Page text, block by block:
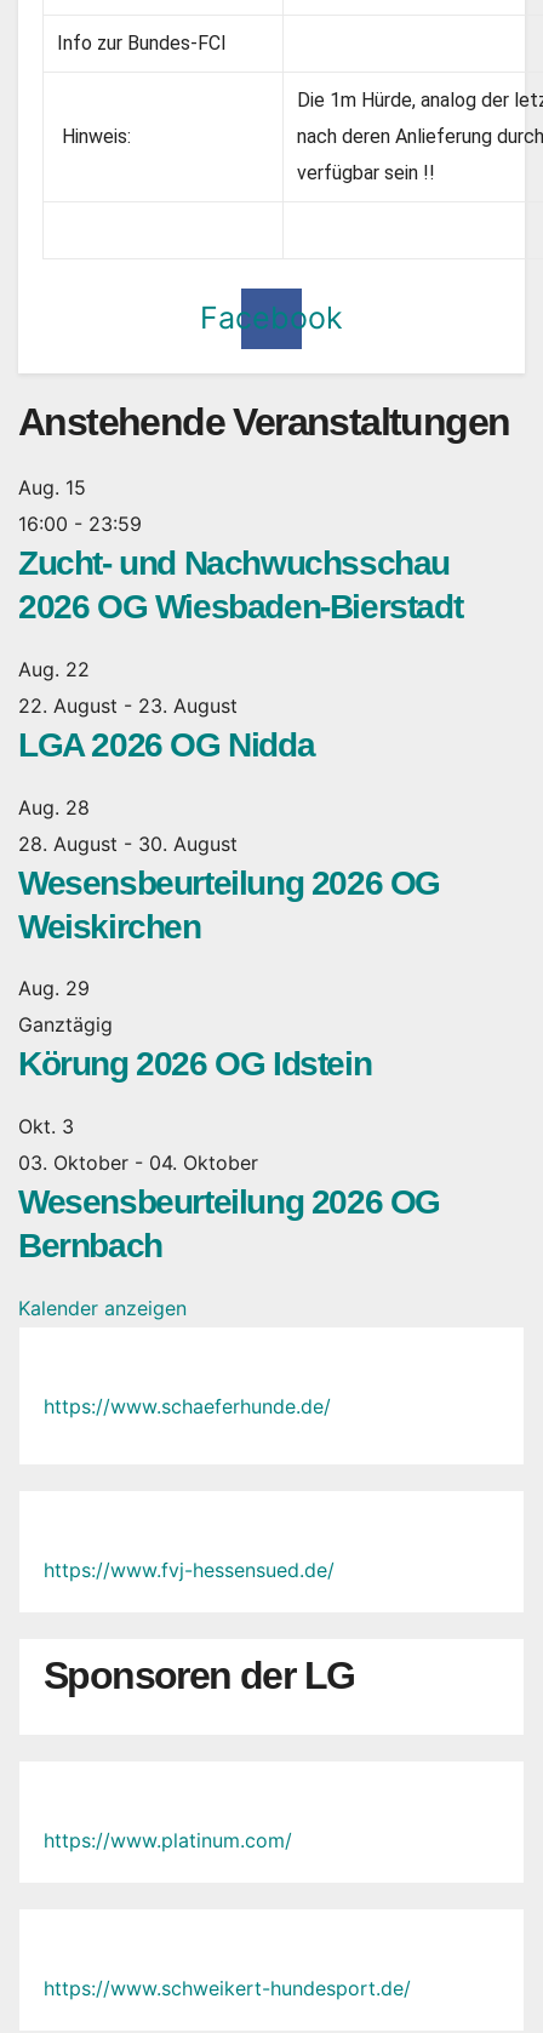
Info zur Bundes-FCI
Hinweis:
Die 1m Hürde, analog der
nach deren Anlieferung
verfügbar sein !!
Facebook
Anstehende Veranstaltungen
Aug. 15
16:00 - 23:59
Zucht- und Nachwuchsschau
2026 OG Wiesbaden-Bierstadt
Aug. 22
22. August - 23. August
LGA 2026 OG Nidda
Aug. 28
28. August - 30. August
Wesensbeurteilung 2026 OG
Weiskirchen
Aug. 29
Ganztägig
Körung 2026 OG Idstein
Okt. 3
03. Oktober - 04. Oktober
Wesensbeurteilung 2026 OG
Bernbach
Kalender anzeigen
https://www.schaeferhunde.de/
https://www.fvj-hessensued.de/
Sponsoren der LG
https://www.platinum.com/
https://www.schweikert-hundesport.de/